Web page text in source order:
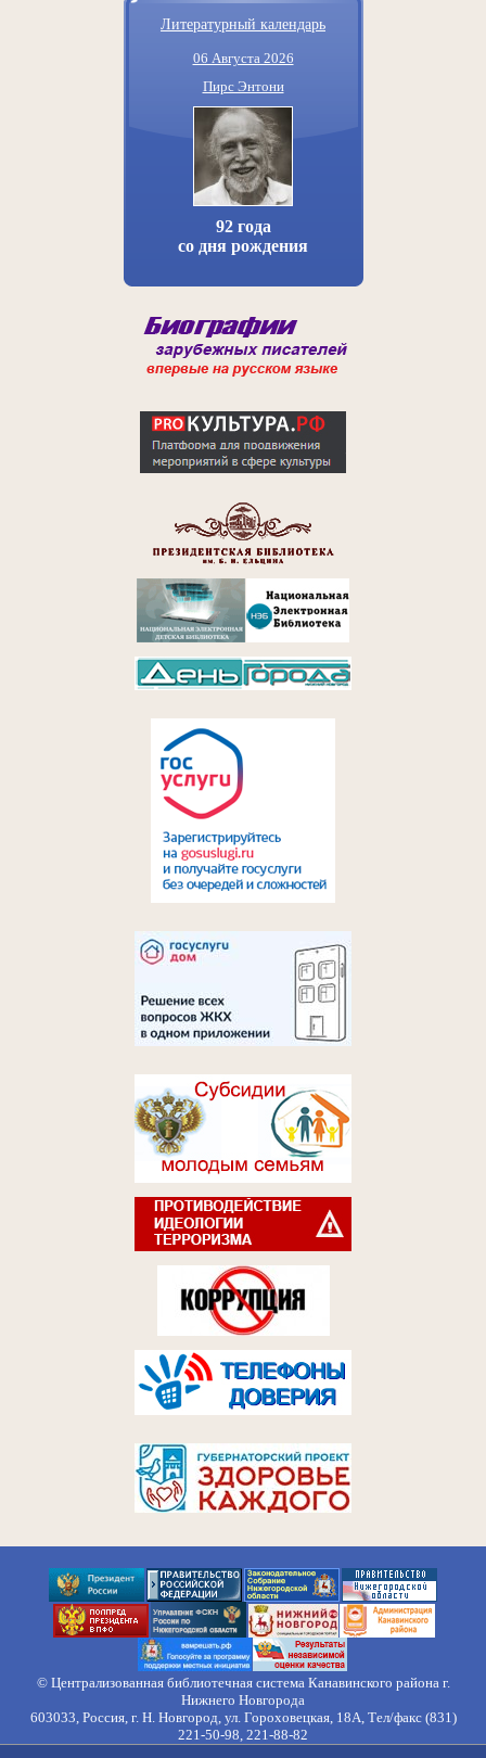
Литературный календарь
06 Августа 2026
Пирс Энтони
92 года
со дня рождения
© Централизованная библиотечная система Канавинского района г.
Нижнего Новгорода
603033, Россия, г. Н. Новгород, ул. Гороховецкая, 18А, Тел/факс (831)
221-50-98, 221-88-82